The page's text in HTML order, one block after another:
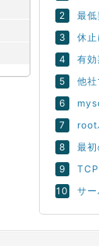
最
休
有
他
root
最
サ